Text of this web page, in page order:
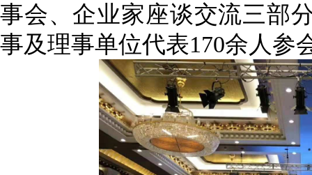
事会、企业家座谈交流三部
事及理事单位代表170余人参